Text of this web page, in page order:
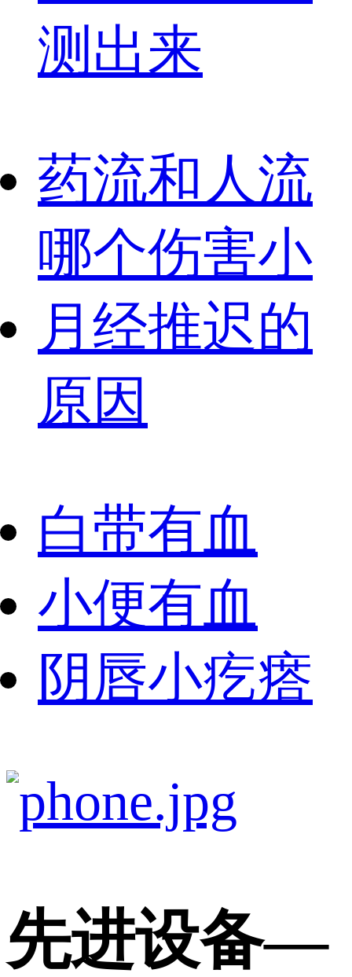
测出来
药流和人流
哪个伤害小
月经推迟的
原因
白带有血
小便有血
阴唇小疙瘩
先进设备—